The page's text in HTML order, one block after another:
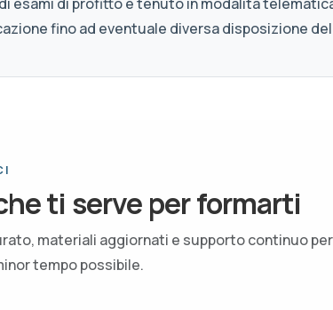
fino ad eventuale diversa disposizione del
ti serve per formarti
materiali aggiornati e supporto continuo
tempo possibile.